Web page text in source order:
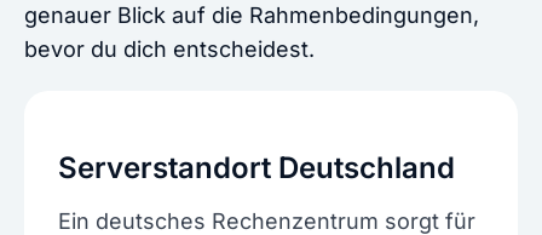
genauer Blick auf die Rahmenbedingungen,
bevor du dich entscheidest.
Serverstandort Deutschland
Ein deutsches Rechenzentrum sorgt für